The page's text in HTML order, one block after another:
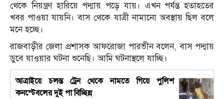
থেকে নিয়ন্ত্রণ হারিয়ে পদ্মায় পড়ে যায়। এখন পর্যন্ত হতাহতের
খবর পাওয়া যায়নি। বাস থেকে যাত্রী নামানো অবস্থায় ছিল বলে
মনে হচ্ছে।
রাজবাড়ীর জেলা প্রশাসক আফরোজা পারভীন বলেন, বাস পদ্মায়
ডুবে যাওয়ার ঘটনা শুনেছি। আমি ঘটনাস্থলে যাচ্ছি।
আত্রাইয়ে চলন্ত ট্রেন থেকে নামতে গিয়ে পুলিশ
কনস্টেবলের দুই পা বিচ্ছিন্ন